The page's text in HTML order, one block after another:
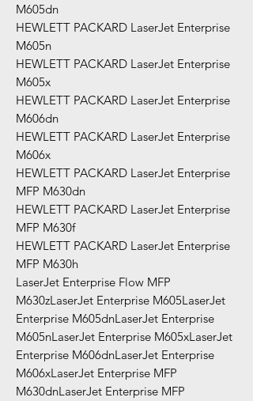
M605dn
HEWLETT PACKARD LaserJet Enterprise
M605n
HEWLETT PACKARD LaserJet Enterprise
M605x
HEWLETT PACKARD LaserJet Enterprise
M606dn
HEWLETT PACKARD LaserJet Enterprise
M606x
HEWLETT PACKARD LaserJet Enterprise
MFP M630dn
HEWLETT PACKARD LaserJet Enterprise
MFP M630f
HEWLETT PACKARD LaserJet Enterprise
MFP M630h
LaserJet Enterprise Flow MFP
M630zLaserJet Enterprise M605LaserJet
Enterprise M605dnLaserJet Enterprise
M605nLaserJet Enterprise M605xLaserJet
Enterprise M606dnLaserJet Enterprise
M606xLaserJet Enterprise MFP
M630dnLaserJet Enterprise MFP